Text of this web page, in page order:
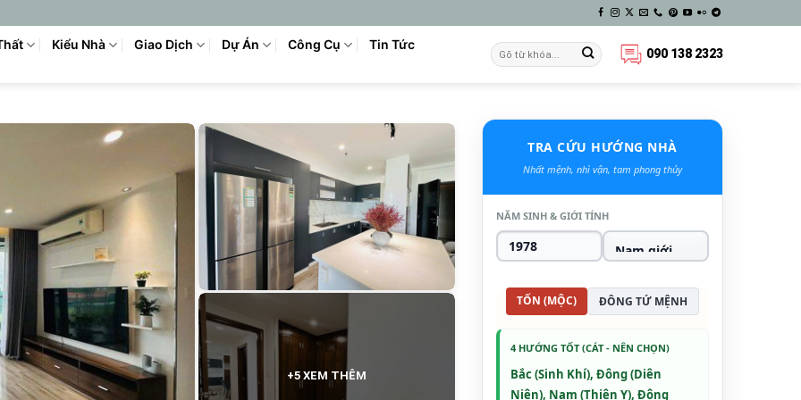
Kiểu Nhà Giao Dịch Dự Án Công Cụ Tin Tức
090 138 2323
+5 XEM THÊM
TRA CỨU HƯỚNG NHÀ
Nhất mệnh, nhì vận, tam phong thủy
NĂM SINH & GIỚI TÍNH
TỐN (MỘC) ĐÔNG TỨ MỆNH
4 HƯỚNG TỐT (CÁT - NÊN CHỌN)
Bắc (Sinh Khí), Đông (Diên
Niên), Nam (Thiên Y), Đông